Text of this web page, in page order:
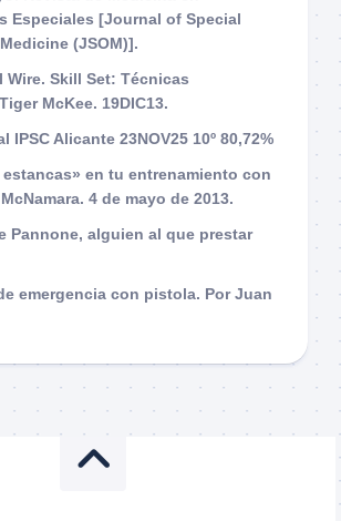
Especiales [Journal of Special
(JSOM)].
Wire. Skill Set: Técnicas
McKee. 19DIC13.
IPSC Alicante 23NOV25 10º 80,72%
en tu entrenamiento con
4 de mayo de 2013.
Pannone, alguien al que prestar
emergencia con pistola. Por Juan